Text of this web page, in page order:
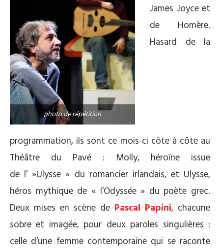
photo de répétition
James Joyce et
de Homère.
Hasard de la
programmation, ils sont ce mois-ci côte à côte au
Théâtre du Pavé : Molly, héroïne issue
de l’ »Ulysse » du romancier irlandais, et Ulysse,
héros mythique de « l’Odyssée » du poète grec.
Deux mises en scène de Pascal Papini, chacune
sobre et imagée, pour deux paroles singulières :
celle d’une femme contemporaine qui se raconte